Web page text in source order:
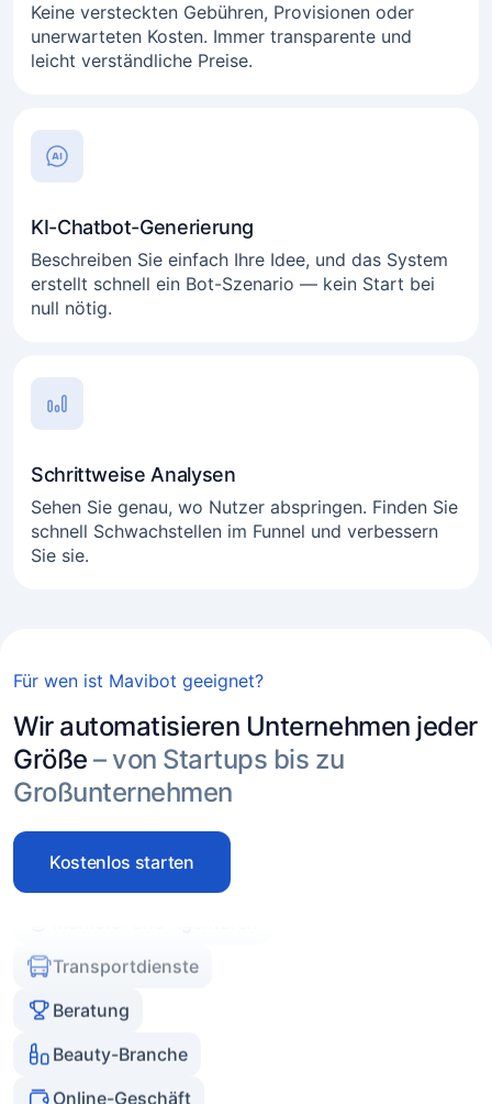
Keine versteckten Gebühren, Provisionen oder
unerwarteten Kosten. Immer transparente und
leicht verständliche Preise.
KI-Chatbot-Generierung
Beschreiben Sie einfach Ihre Idee, und das System
erstellt schnell ein Bot-Szenario — kein Start bei
null nötig.
Schrittweise Analysen
Sehen Sie genau, wo Nutzer abspringen. Finden Sie
schnell Schwachstellen im Funnel und verbessern
Sie sie.
Für wen ist Mavibot geeignet?
Wir automatisieren Unternehmen jeder
Größe– von Startups bis zu
Großunternehmen
Kostenlos starten
Immobilienagenturen
Experten und Coaches
E-Commerce
Marketer und Agenturen
Beratung
Beauty-Branche
Online-Geschäft
Freelance